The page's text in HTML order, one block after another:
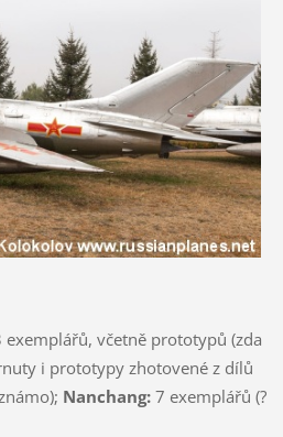
včetně prototypů (zda
i prototypy zhotovené z dílů
Nanchang:7 exemplářů (?